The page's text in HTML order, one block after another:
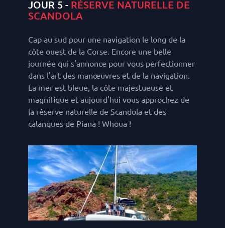
JOUR 5 - RÉSERVE NATURELLE DE
SCANDOLA
Cap au sud pour une navigation le long de la
côte ouest de la Corse. Encore une belle
journée qui s'annonce pour vous perfectionner
dans l'art des manœuvres et de la navigation.
La mer est bleue, la côte majestueuse et
magnifique et aujourd'hui vous approchez de
la réserve naturelle de Scandola et des
calanques de Piana ! Whoua !